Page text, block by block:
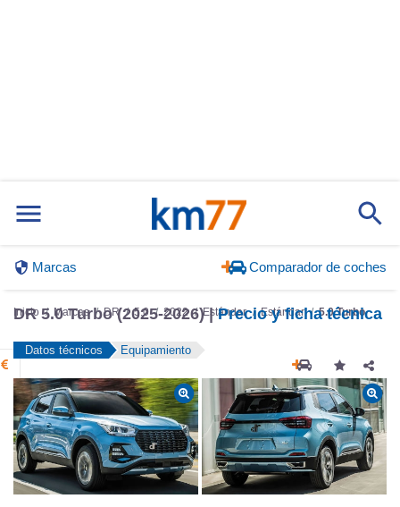
DR 5.0 Turbo (2025-2026) | Precio y ficha técnica